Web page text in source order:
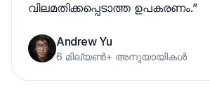
വിലമതിക്കപ്പെടാത്ത ഉപകരണം.”
Andrew Yu
6 മില്യൺ+ അനുയായികൾ